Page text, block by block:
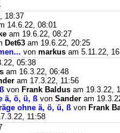
18:37
14.6.22, 08:01
am 19.6.22, 08:27
Det63 am 19.6.22, 20:25
von markus am 5.11.22,
05:38
am 16.3.22, 06:48
am 17.3.22, 11:56
von Frank Baldus am 19.3.22,
ä, ö, ü, ß von Sander am
ohne ä, ö, ü, ß von Frank
11:58